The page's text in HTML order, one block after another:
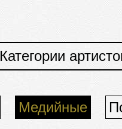
Категории
Медийные